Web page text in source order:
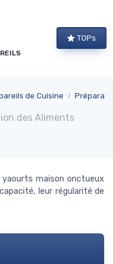
TOPs
de Cuisine
des Aliments
yaourts maison onctueux
leur régularité de